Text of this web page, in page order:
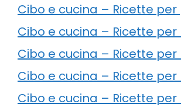
Cibo e cucina – Ricette per
Cibo e cucina – Ricette per
Cibo e cucina – Ricette
Cibo e cucina – Ricette
Cibo e cucina – Ricette per